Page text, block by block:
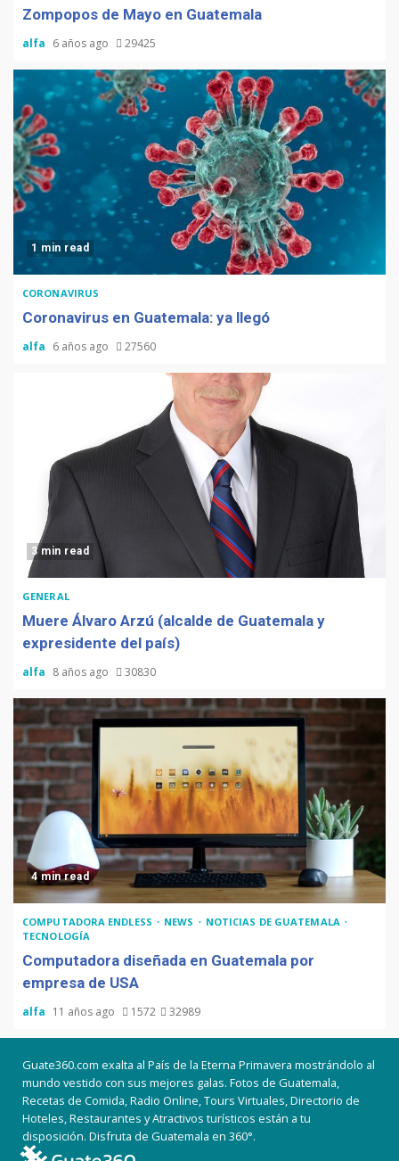
Zompopos de Mayo en Guatemala
alfa 6 años ago 29425
1 min read
CORONAVIRUS
Coronavirus en Guatemala: ya llegó
alfa 6 años ago 27560
3 min read
GENERAL
Muere Álvaro Arzú (alcalde de Guatemala y
expresidente del país)
alfa 8 años ago 30830
4 min read
COMPUTADORA ENDLESS NEWS
NOTICIAS DE GUATEMALA
TECNOLOGÍA
Computadora diseñada en Guatemala por
empresa de USA
alfa 11 años ago 1572 32989
Guate360.com exalta al País de la Eterna Primavera mostrándolo al
mundo vestido con sus mejores galas. Fotos de Guatemala,
Recetas de Comida, Radio Online, Tours Virtuales, Directorio de
Hoteles, Restaurantes y Atractivos turísticos están a tu
disposición. Disfruta de Guatemala en 360°.